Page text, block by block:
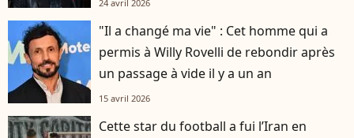
24 avril 2026
"Il a changé ma vie" : Cet homme qui a
permis à Willy Rovelli de rebondir après
un passage à vide il y a un an
15 avril 2026
Cette star du football a fui l’Iran en